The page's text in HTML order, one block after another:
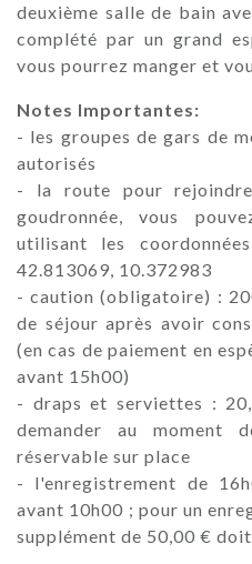
deuxième salle de bain
complété par un grand
vous pourrez manger et
Notes Importantes:
- les groupes de gars de
autorisés
- la route pour
goudronnée, vous
utilisant les
42.813069, 10.372983
- caution (obligatoire) :
de séjour après avoir
(en cas de paiement en
avant 15h00)
- draps et serviettes :
demander au moment
réservable sur place
- l'enregistrement de
avant 10h00 ; pour un
supplément de 50,00 €